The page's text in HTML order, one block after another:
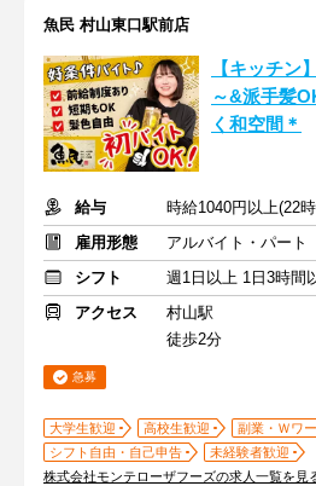
魚民 村山東口駅前店
【キッチン
～&派手髪
く和空間＊
給与
雇用形態
アルバイト・パート
シフト
週1日以上 1日3時間
アクセス
村山駅
徒歩2分
急募
大学生歓迎 高校生歓迎
副業・Ｗワ
シフト自由・自己申告
未経験者歓迎
株式会社モンテローザフーズの求人一覧を見